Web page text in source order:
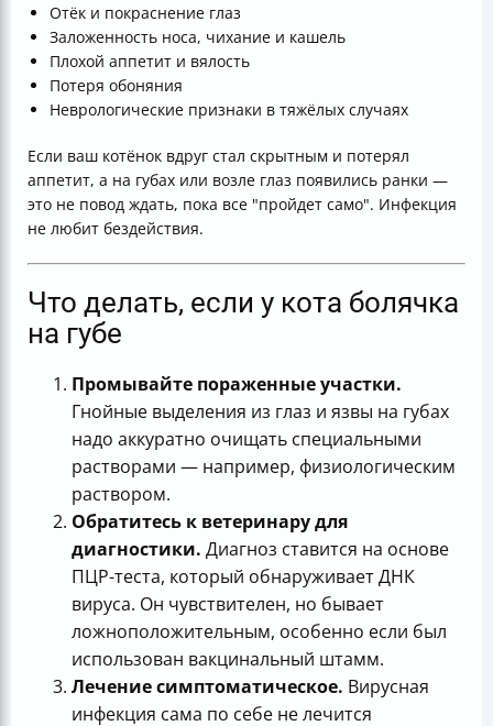
Отёк и покраснение глаз
Заложенность носа, чихание и кашель
Плохой аппетит и вялость
Потеря обоняния
Неврологические признаки в тяжёлых случаях
Если ваш котёнок вдруг стал скрытным и потерял
аппетит, а на губах или возле глаз появились ранки —
это не повод ждать, пока все "пройдет само". Инфекция
не любит бездействия.
Что делать, если у кота болячка
на губе
Промывайте пораженные участки.
Гнойные выделения из глаз и язвы на губах
надо аккуратно очищать специальными
растворами — например, физиологическим
раствором.
Обратитесь к ветеринару для
диагностики. Диагноз ставится на основе
ПЦР-теста, который обнаруживает ДНК
вируса. Он чувствителен, но бывает
ложноположительным, особенно если был
использован вакцинальный штамм.
Лечение симптоматическое. Вирусная
инфекция сама по себе не лечится